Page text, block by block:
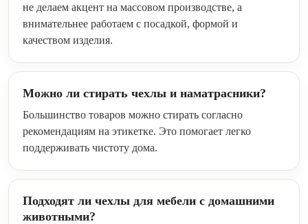
не делаем акцент на массовом производстве, а
внимательнее работаем с посадкой, формой и
качеством изделия.
Можно ли стирать чехлы и наматрасники?
Большинство товаров можно стирать согласно
рекомендациям на этикетке. Это помогает легко
поддерживать чистоту дома.
Подходят ли чехлы для мебели с домашними
животными?